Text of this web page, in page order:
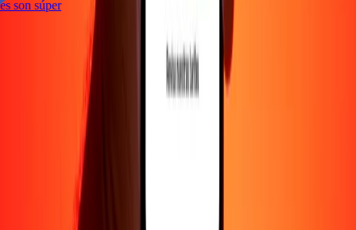
son súper